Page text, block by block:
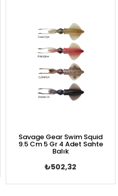
Savage Gear Swim Squid
9.5 Cm 5 Gr 4 Adet Sahte
Balık
₺502,32